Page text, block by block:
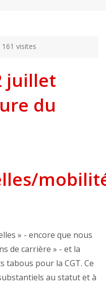
161 visites
juillet
du
» - encore que nous
de carrière » - et la
tabous pour la CGT. Ce
au statut et à